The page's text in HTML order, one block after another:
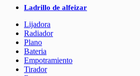
Ladrillo de alfeizar
Lijadora
Radiador
Plano
Bateria
Empotramiento
Tirador